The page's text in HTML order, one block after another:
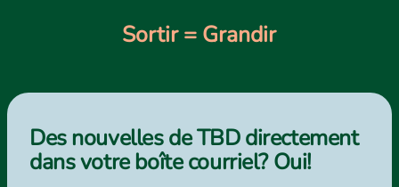
Sortir = Grandir
Des nouvelles de TBD directement
dans votre boîte courriel? Oui!